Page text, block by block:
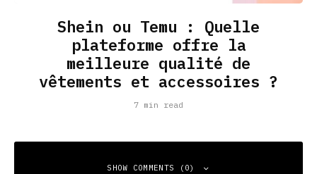
Shein ou Temu : Quelle
plateforme offre la
meilleure qualité de
vêtements et accessoires ?
7 min read
SHOW COMMENTS (0)